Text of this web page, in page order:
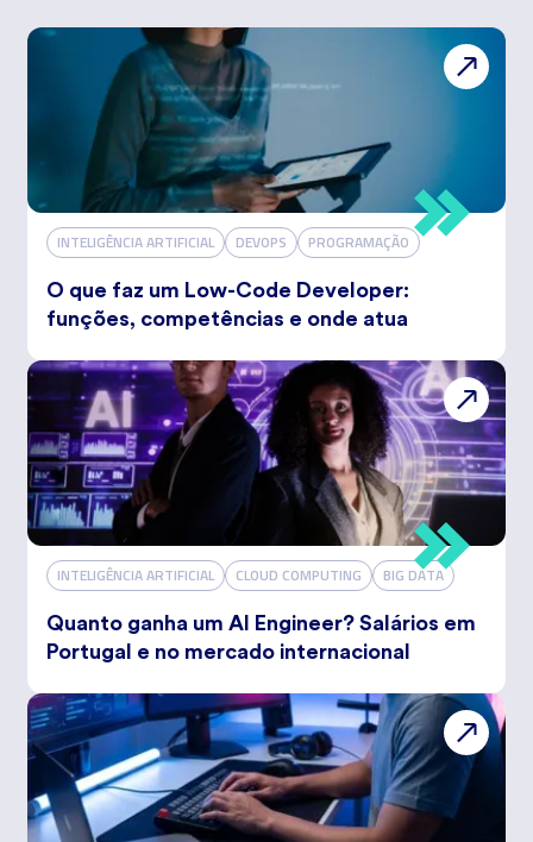
INTELIGÊNCIA ARTIFICIAL DEVOPS PROGRAMAÇÃO
O que faz um Low-Code Developer:
funções, competências e onde atua
INTELIGÊNCIA ARTIFICIAL CLOUD COMPUTING BIG DATA
Quanto ganha um AI Engineer? Salários em
Portugal e no mercado internacional